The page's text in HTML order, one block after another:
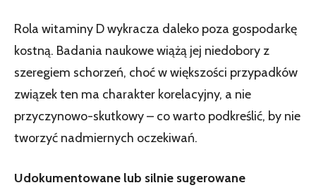
Rola witaminy D wykracza daleko poza gospodarkę
kostną. Badania naukowe wiążą jej niedobory z
szeregiem schorzeń, choć w większości przypadków
związek ten ma charakter korelacyjny, a nie
przyczynowo-skutkowy – co warto podkreślić, by nie
tworzyć nadmiernych oczekiwań.
Udokumentowane lub silnie sugerowane